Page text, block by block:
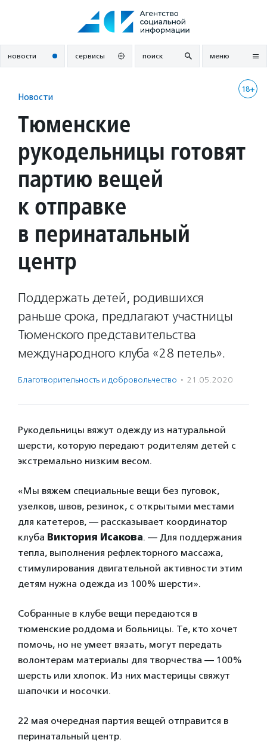
новости сервисы поиск меню
18+
Новости
Тюменские
рукодельницы готовят
партию вещей
к отправке
в перинатальный
центр
Поддержать детей, родившихся
раньше срока, предлагают участницы
Тюменского представительства
международного клуба «28 петель».
Благотвори­тель­ность и доброволь­чест­во · 21.05.2020
Рукодельницы вяжут одежду из натуральной
шерсти, которую передают родителям детей с
экстремально низким весом.
«Мы вяжем специальные вещи без пуговок,
узелков, швов, резинок, с открытыми местами
для катетеров, — рассказывает координатор
клуба Виктория Исакова. — Для поддержания
тепла, выполнения рефлекторного массажа,
стимулирования двигательной активности этим
детям нужна одежда из 100% шерсти».
Собранные в клубе вещи передаются в
тюменские роддома и больницы. Те, кто хочет
помочь, но не умеет вязать, могут передать
волонтерам материалы для творчества — 100%
шерсть или хлопок. Из них мастерицы свяжут
шапочки и носочки.
22 мая очередная партия вещей отправится в
перинатальный центр.